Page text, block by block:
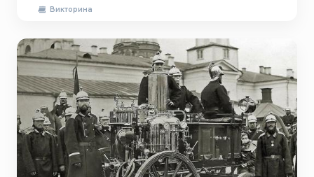
Викторина